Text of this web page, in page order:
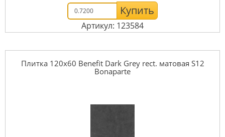
Купить
Артикул: 123584
Плитка 120x60 Benefit Dark Grey rect. матовая S12
Bonaparte